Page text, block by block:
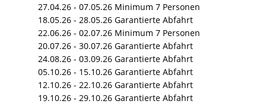
27.04.26 - 07.05.26 Minimum 7 Personen
18.05.26 - 28.05.26 Garantierte Abfahrt
22.06.26 - 02.07.26 Minimum 7 Personen
20.07.26 - 30.07.26 Garantierte Abfahrt
24.08.26 - 03.09.26 Garantierte Abfahrt
05.10.26 - 15.10.26 Garantierte Abfahrt
12.10.26 - 22.10.26 Garantierte Abfahrt
19.10.26 - 29.10.26 Garantierte Abfahrt